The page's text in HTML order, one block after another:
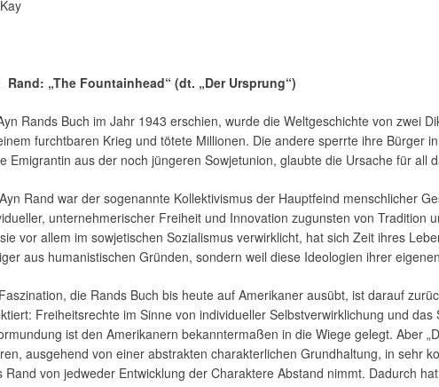
Rand: „The Fountainhead“ (dt. „Der Ursprung“)
Rands Buch im Jahr 1943 erschien, wurde die Weltgeschichte von zwei
furchtbaren Krieg und tötete Millionen. Die andere sperrte ihre Bürger
Emigrantin aus der noch jüngeren Sowjetunion, glaubte die Ursache für all
Rand war der sogenannte Kollektivismus der Hauptfeind menschlicher
unternehmerischer Freiheit und Innovation zugunsten von Tradition
vor allem im sowjetischen Sozialismus verwirklicht, hat sich Zeit ihres
aus humanistischen Gründen, sondern weil diese Ideologien ihrer
die Rands Buch bis heute auf Amerikaner ausübt, ist darauf
Freiheitsrechte im Sinne von individueller Selbstverwirklichung und
ist den Amerikanern bekanntermaßen in die Wiege gelegt. Aber
ausgehend von einer abstrakten charakterlichen Grundhaltung, in sehr
Rand von jedweder Entwicklung der Charaktere Abstand nimmt. Dadurch